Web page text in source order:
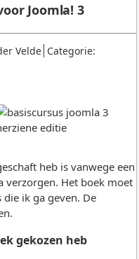
Velde. Categorie:
Joomla! 3
heb is vanwege een
verzorgen. Het boek moet
ik ga geven. De
gekozen heb